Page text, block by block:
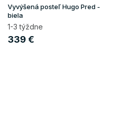
Vyvýšená posteľ Hugo Pred -
biela
1-3 týždne
339 €